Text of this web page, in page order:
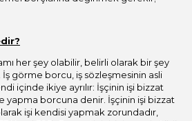
her şey olabilir, belirli olarak bir şey
görme borcu, iş sözleşmesinin asli
içinde ikiye ayrılır: İşçinin işi bizzat
yapma borcuna denir. İşçinin işi bizzat
işi kendisi yapmak zorundadır,